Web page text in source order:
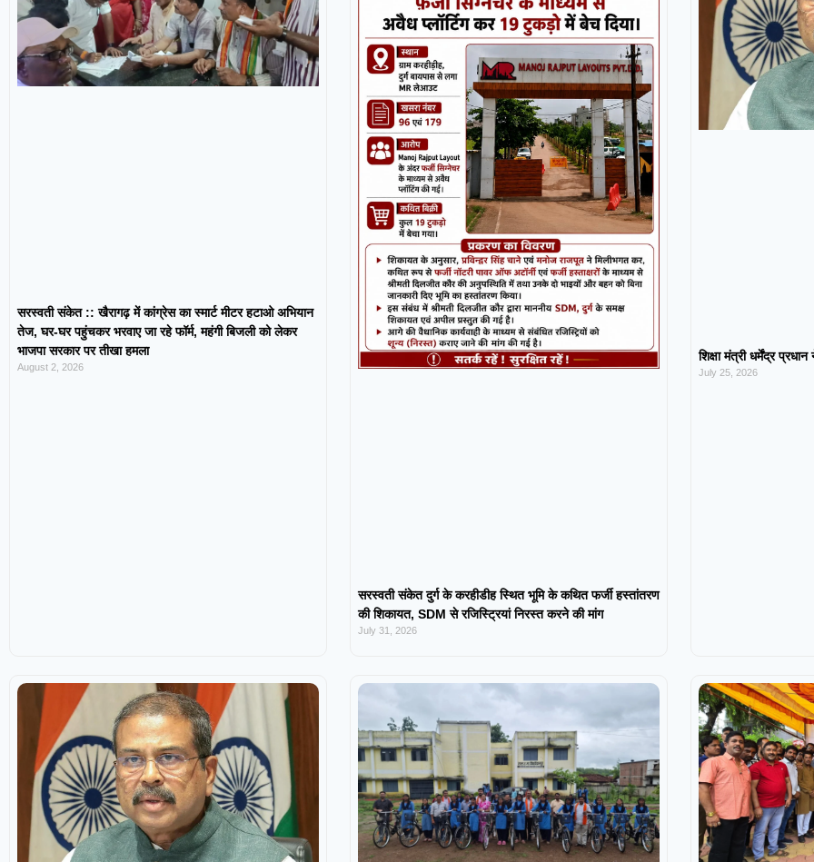
सरस्वती संकेत :: खैरागढ़ में कांग्रेस का स्मार्ट मीटर हटाओ अभियान
तेज, घर-घर पहुंचकर भरवाए जा रहे फॉर्म, महंगी बिजली को लेकर
भाजपा सरकार पर तीखा हमला
August 2, 2026
सरस्वती संकेत दुर्ग के करहीडीह स्थित भूमि के कथित फर्जी हस्तांतरण
की शिकायत, SDM से रजिस्ट्रियां निरस्त करने की मांग
July 31, 2026
शिक्षा मंत्री धर्मेंद्र
July 25, 2026